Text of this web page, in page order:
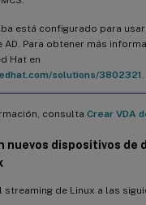
está configurado para usar
AD. Para obtener más
Hat en
solutions/3802321
consulta Crear VDA
nuevos dispositivos de
streaming de Linux a las